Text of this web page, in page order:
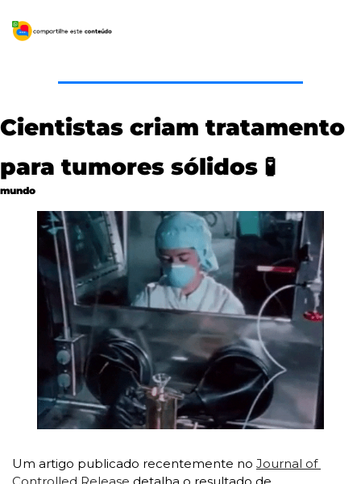
Cientistas criam tratamento
para tumores sólidos 🧪
mundo
Um artigo publicado recentemente no Journal of
Controlled Release